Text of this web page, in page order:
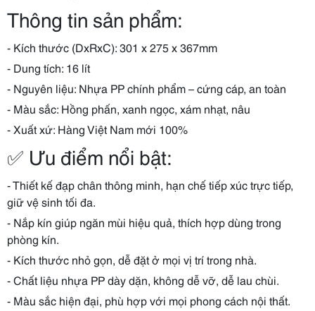
Thông tin sản phẩm:
- Kích thước (DxRxC): 301 x 275 x 367mm
- Dung tích: 16 lít
- Nguyên liệu: Nhựa PP chính phẩm – cứng cáp, an toàn
- Màu sắc: Hồng phấn, xanh ngọc, xám nhạt, nâu
- Xuất xứ: Hàng Việt Nam mới 100%
✅ Ưu điểm nổi bật:
- Thiết kế đạp chân thông minh, hạn chế tiếp xúc trực tiếp,
giữ vệ sinh tối đa.
- Nắp kín giúp ngăn mùi hiệu quả, thích hợp dùng trong
phòng kín.
- Kích thước nhỏ gọn, dễ đặt ở mọi vị trí trong nhà.
- Chất liệu nhựa PP dày dặn, không dễ vỡ, dễ lau chùi.
- Màu sắc hiện đại, phù hợp với mọi phong cách nội thất.